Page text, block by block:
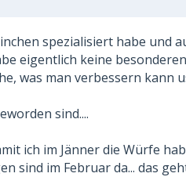
spezialisiert habe und
eigentlich keine
was man verbessern kann
sind....
ich im Jänner die Würfe
sind im Februar da... das